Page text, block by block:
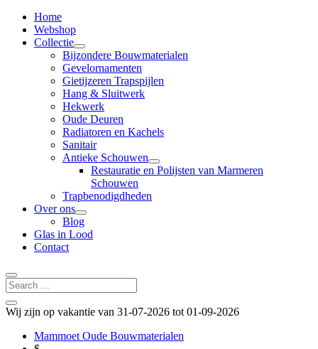
Home
Webshop
Collectie
Bijzondere Bouwmaterialen
Gevelornamenten
Gietijzeren Trapspijlen
Hang & Sluitwerk
Hekwerk
Oude Deuren
Radiatoren en Kachels
Sanitair
Antieke Schouwen
Restauratie en Polijsten van Marmeren
Schouwen
Trapbenodigdheden
Over ons
Blog
Glas in Lood
Contact
Wij zijn op vakantie van 31-07-2026 tot 01-09-2026
Mammoet Oude Bouwmaterialen